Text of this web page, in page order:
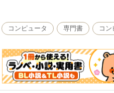
Photoshop Elementsは、写真の整
理することも簡単にできるほか、思
明るくしたり、複数の写真を組み合
もお手の物です。本書は、そんな
「Photoshop Elements 2019」に対
丁寧に解説した入門書です。写真の
を行う前の写真と、行った後の写真
コンピュータ 専門書 コン